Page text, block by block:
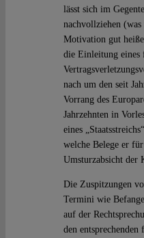
lässt sich im
nachvollziehen
Motivation gut
die Einleitung eines
nach um den seit
Vorrang des
Jahrzehnten in
eines
welche Belege er
Umsturzabsicht der
Die Zuspitzungen
Termini wie
auf der
den entsprechenden